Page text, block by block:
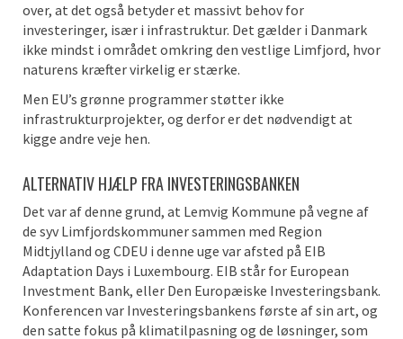
over, at det også betyder et massivt behov for
investeringer, især i infrastruktur. Det gælder i Danmark
ikke mindst i området omkring den vestlige Limfjord, hvor
naturens kræfter virkelig er stærke.
Men EU’s grønne programmer støtter ikke
infrastrukturprojekter, og derfor er det nødvendigt at
kigge andre veje hen.
ALTERNATIV HJÆLP FRA INVESTERINGSBANKEN
Det var af denne grund, at Lemvig Kommune på vegne af
de syv Limfjordskommuner sammen med Region
Midtjylland og CDEU i denne uge var afsted på EIB
Adaptation Days i Luxembourg. EIB står for European
Investment Bank, eller Den Europæiske Investeringsbank.
Konferencen var Investeringsbankens første af sin art, og
den satte fokus på klimatilpasning og de løsninger, som